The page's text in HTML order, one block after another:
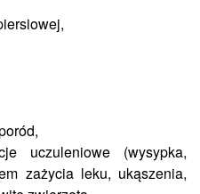
uczuleniowe (wysypka,
zażycia leku, ukąszenia,